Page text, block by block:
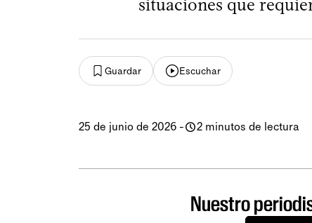
situaciones que
Guardar Escuchar
25 de junio de 2026 - 2 minutos de lectura
Nuestro